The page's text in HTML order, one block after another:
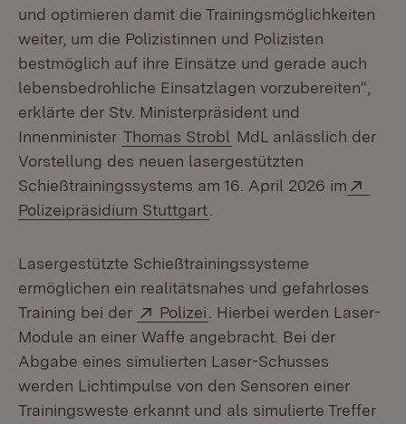
und optimieren damit die Trainingsmöglichkeiten
weiter, um die Polizistinnen und Polizisten
bestmöglich auf ihre Einsätze und gerade auch
lebensbedrohliche Einsatzlagen vorzubereiten“,
erklärte der Stv. Ministerpräsident und
Innenminister Thomas Strobl MdL anlässlich der
Vorstellung des neuen lasergestützten
Schießtrainingssystems am 16. April 2026 im
Polizeipräsidium Stuttgart
Lasergestützte Schießtrainingssysteme
ermöglichen ein realitätsnahes und gefahrloses
Training bei der
Extern:
Polizei (Öffnet in neuem Fenster)
. Hierbei werden Laser-
Module an einer Waffe angebracht. Bei der
Abgabe eines simulierten Laser-Schusses
werden Lichtimpulse von den Sensoren einer
Trainingsweste erkannt und als simulierte Treffer